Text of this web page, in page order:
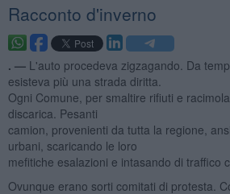
Racconto d'inverno
. — L'auto procedeva zigzagando. Da
esisteva più una strada diritta.
Ogni Comune, per smaltire rifiuti e
discarica. Pesanti
camion, provenienti da tutta la regione,
urbani, scaricando le loro
mefitiche esalazioni e intasando di traffico
Ovunque erano sorti comitati di protesta.